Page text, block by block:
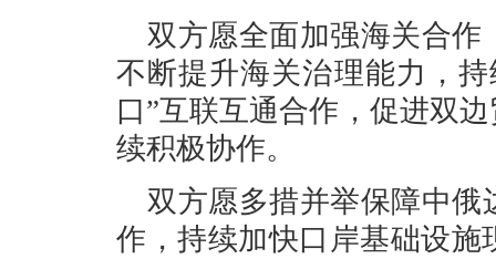
双方愿全面加强海关合作
不断提升海关治理能力，
口”互联互通合作，促进双
续积极协作。
双方愿多措并举保障中俄
作，持续加快口岸基础设